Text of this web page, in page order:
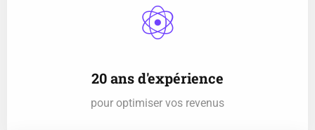
20 ans d'expérience
pour optimiser vos revenus